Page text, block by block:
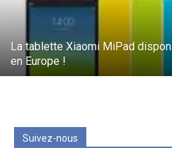
La tablette Xiaomi MiPad
en Europe !
Suivez-nous